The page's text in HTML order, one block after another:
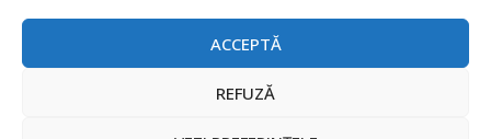
ACCEPTĂ
REFUZĂ
ATEN International
Contact
Publicitate
Abonament la revista “Electronica Azi”